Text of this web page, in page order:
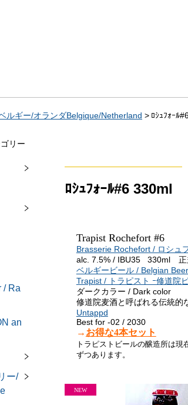
ルギー/オランダBelgique/Netherland ﾛｼｭﾌｫｰﾙ
ﾛｼｭﾌｫｰﾙ#6 330ml
Trapist Rochefort #6
Brasserie Rochefort / ロシュ
alc. 7.5% / IBU35 330ml 正
ベルギービール / Belgian Beer
Trapist / トラピスト ｰ修道院
ダークカラー / Dark color
修道院麦酒と呼ばれる伝統的
Untappd
Best for -02 / 2030
→ お得な4本セット
トラピストビールの醸造所は
ずつあります。
リー
/ Ra
an
ー/